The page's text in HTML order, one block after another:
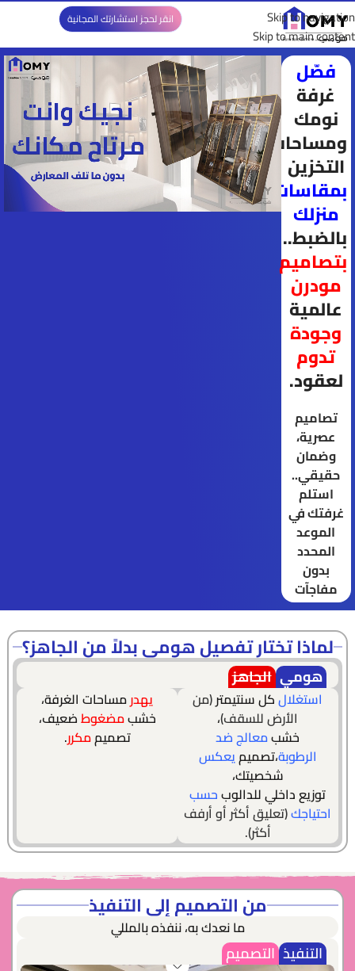
المجانية و الخصومات تنتهي خلال 24 ساعة الإستشارة
Skip to navigation
Skip to main content
انقر لحجز استشارتك المجانية
فصّل
غرفة
نومك
ومساحات
التخزين
بمقاسات
منزلك
بالضبط..
بتصاميم
مودرن
عالمية
وجودة
تدوم
لعقود.
تصاميم
عصرية،
وضمان
حقيقي..
استلم
غرفتك في
الموعد
المحدد
بدون
مفاجآت
لماذا تختار تفصيل هومي بدلاً من الجاهز؟
هومي الجاهز
استغلالكل سنتيمتر(من
الأرض للسقف)،
خشبمعالج ضد
الرطوبة،تصميميعكس
شخصيتك،
توزيع داخلي للدالوبحسب
احتياجك(تعليق أكثر أو أرفف
أكثر).
يهدرمساحات الغرفة،
خشبمضغوطضعيف،
تصميممكرر.
من التصميم إلى التنفيذ
ما نعدك به، ننفذه بالمللي
التنفيذ التصميم